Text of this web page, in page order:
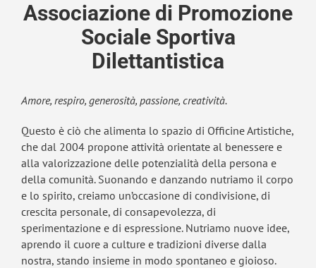
Associazione di Promozione
Sociale Sportiva
Dilettantistica
Amore, respiro, generosità, passione, creatività.
Questo è ciò che alimenta lo spazio di Officine Artistiche,
che dal 2004 propone attività orientate al benessere e
alla valorizzazione delle potenzialità della persona e
della comunità. Suonando e danzando nutriamo il corpo
e lo spirito, creiamo un’occasione di condivisione, di
crescita personale, di consapevolezza, di
sperimentazione e di espressione. Nutriamo nuove idee,
aprendo il cuore a culture e tradizioni diverse dalla
nostra, stando insieme in modo spontaneo e gioioso.